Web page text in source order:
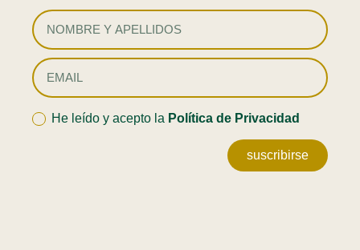
He leído y acepto la Política de Privacidad
suscribirse